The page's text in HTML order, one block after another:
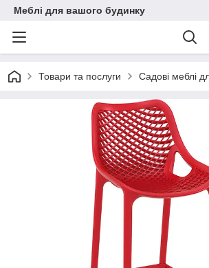
Меблі для вашого будинку
Товари та послуги Садові меблі